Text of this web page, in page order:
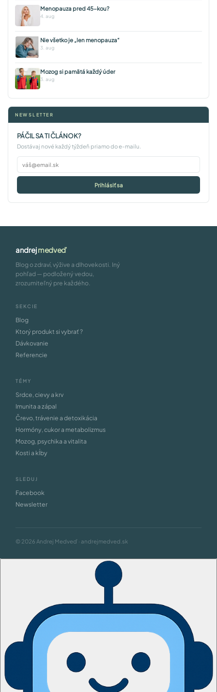
Menopauza pred 45-kou?
4. aug
Nie všetko je „len menopauza“
3. aug
Mozog si pamätá každý úder
3. aug
NEWSLETTER
PÁČIL SA TI ČLÁNOK?
Dostávaj nové každý týždeň priamo do e-mailu.
Prihlásiť sa
andrejmedveď
Blog o zdraví, výžive a dlhovekosti. Iný
pohľad — podložený vedou,
zrozumiteľný pre každého.
SEKCIE
Blog
Ktorý produkt si vybrať ?
Dávkovanie
Referencie
TÉMY
Srdce, cievy a krv
Imunita a zápal
Črevo, trávenie a detoxikácia
Hormóny, cukor a metabolizmus
Mozog, psychika a vitalita
Kosti a kĺby
SLEDUJ
Facebook
Newsletter
© 2026 Andrej Medveď · andrejmedved.sk